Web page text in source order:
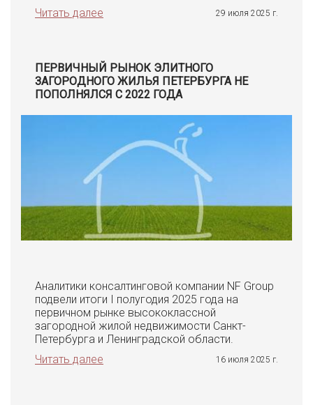
Читать далее
29 июля 2025 г.
ПЕРВИЧНЫЙ РЫНОК ЭЛИТНОГО
ЗАГОРОДНОГО ЖИЛЬЯ ПЕТЕРБУРГА НЕ
ПОПОЛНЯЛСЯ С 2022 ГОДА
Аналитики консалтинговой компании NF Group
подвели итоги I полугодия 2025 года на
первичном рынке высококлассной
загородной жилой недвижимости Санкт-
Петербурга и Ленинградской области.
Читать далее
16 июля 2025 г.